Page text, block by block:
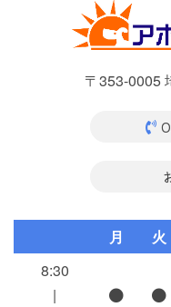
〒353-0005
月 火
8:30
|